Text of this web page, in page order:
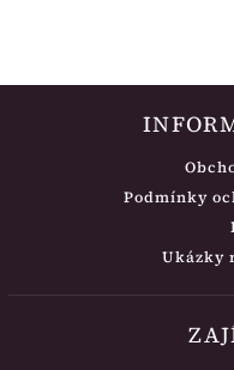
Podmínky
Ukázky